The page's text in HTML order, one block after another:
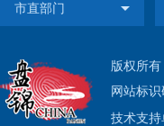
版权所
网站标识
技术支